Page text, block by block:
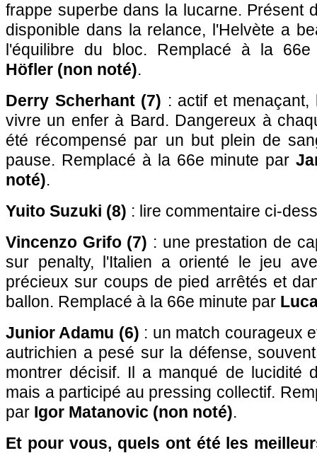
frappe superbe dans la lucarne. Présent
disponible dans la relance, l'Helvète a
l'équilibre du bloc. Remplacé à la
Höfler (non noté).
Derry Scherhant (7) : actif et
vivre un enfer à Bard. Dangereux à
été récompensé par un but plein de
pause. Remplacé à la 66e minute par
noté).
Yuito Suzuki (8) : lire commentaire ci-
Vincenzo Grifo (7) : une prestation de
sur penalty, l'Italien a orienté le jeu
précieux sur coups de pied arrêtés et
ballon. Remplacé à la 66e minute par
Junior Adamu (6) : un match courageux
autrichien a pesé sur la défense,
montrer décisif. Il a manqué de lucidité
mais a participé au pressing collectif.
par Igor Matanovic (non noté).
Et pour vous, quels ont été les